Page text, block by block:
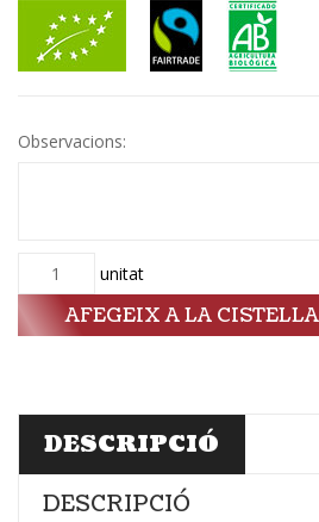
Observacions:
Quantitat unitat
AFEGEIX A LA CISTELLA
DESCRIPCIÓ
DESCRIPCIÓ